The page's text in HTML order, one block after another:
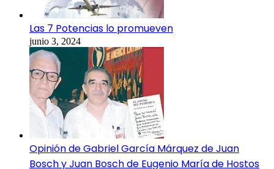
Las 7 Potencias lo promueven
junio 3, 2024
Opinión de Gabriel García Márquez de Juan
Bosch y Juan Bosch de Eugenio María de Hostos